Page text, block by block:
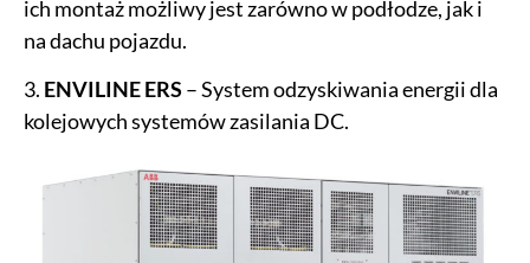
ich montaż możliwy jest zarówno w podłodze, jak i
na dachu pojazdu.
3. ENVILINE ERS – System odzyskiwania energii dla
kolejowych systemów zasilania DC.